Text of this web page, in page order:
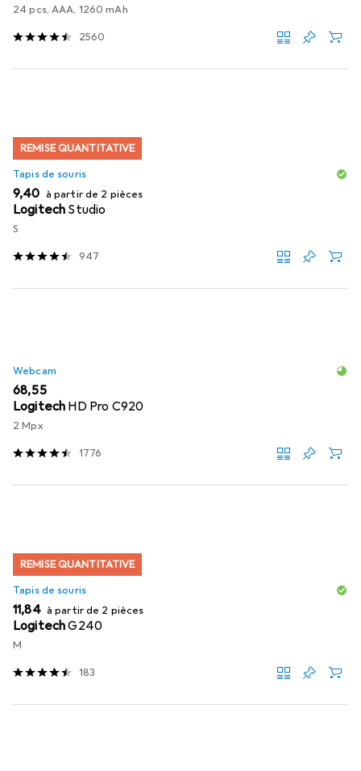
24 pcs, AAA, 1260 mAh
2560
REMISE QUANTITATIVE
Tapis de souris
EUR
9,40 à partir de 2 pièces
Logitech Studio
S
947
Webcam
EUR
68,55
Logitech HD Pro C920
2 Mpx
1776
REMISE QUANTITATIVE
Tapis de souris
EUR
11,84 à partir de 2 pièces
LogitechG240
M
183